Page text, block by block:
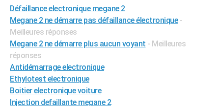
S'inscrire
Se connecter
Lycées
Collèges
Primaires
Universités
Entreprises
Service militaire
Avis de recherche
AVIS DE DÉCÈS
FORUM
Bricolage
Lifestyle
Culture
Sport
Auto
Television
Voyage
Cinema
Défaillance electronique megane 2
Megane 2 ne démarre pas défaillance électronique -
Meilleures réponses
Megane 2 ne démarre plus aucun voyant - Meilleures
réponses
Antidémarrage electronique
Ethylotest electronique
Boitier electronique voiture
Injection defaillante megane 2